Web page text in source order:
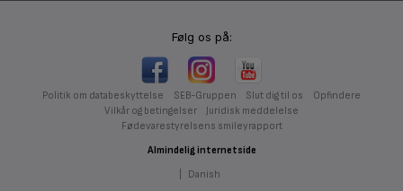
Følg os på:
Politik om databeskyttelse SEB-Gruppen Slut dig til os
Opfindere
Vilkår og betingelser
Juridisk meddelelse
Fødevarestyrelsens smileyrapport
Almindelig internetside
Danish